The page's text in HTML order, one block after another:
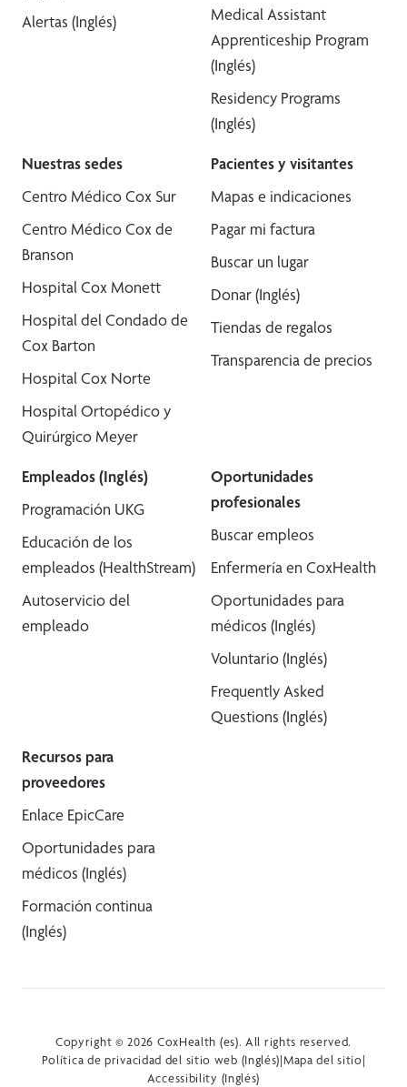
Alertas (Inglés)
Medical Assistant
Apprenticeship Program
(Inglés)
Residency Programs
(Inglés)
Nuestras sedes
Centro Médico Cox Sur
Centro Médico Cox de
Branson
Hospital Cox Monett
Hospital del Condado de
Cox Barton
Hospital Cox Norte
Hospital Ortopédico y
Quirúrgico Meyer
Pacientes y visitantes
Mapas e indicaciones
Pagar mi factura
Buscar un lugar
Donar (Inglés)
Tiendas de regalos
Transparencia de precios
Empleados (Inglés)
Programación UKG
Educación de los
empleados (HealthStream)
Autoservicio del
empleado
Oportunidades
profesionales
Buscar empleos
Enfermería en CoxHealth
Oportunidades para
médicos (Inglés)
Voluntario (Inglés)
Frequently Asked
Questions (Inglés)
Recursos para
proveedores
Enlace EpicCare
Oportunidades para
médicos (Inglés)
Formación continua
(Inglés)
Copyright © 2026 CoxHealth (es). All rights reserved.
Política de privacidad del sitio web (Inglés)|Mapa del sitio|
Accessibility (Inglés)